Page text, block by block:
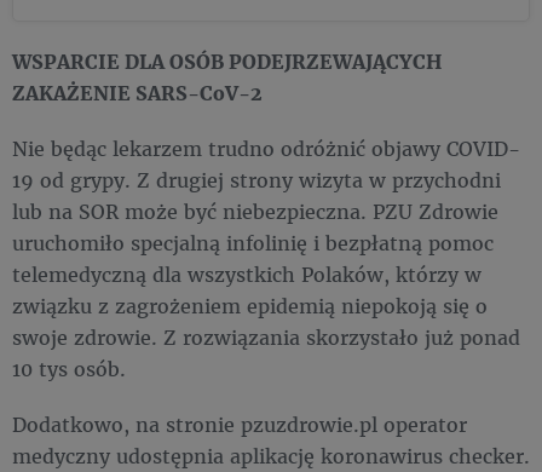
WSPARCIE DLA OSÓB PODEJRZEWAJĄCYCH
ZAKAŻENIE SARS-CoV-2
Nie będąc lekarzem trudno odróżnić objawy COVID-
19 od grypy. Z drugiej strony wizyta w przychodni
lub na SOR może być niebezpieczna. PZU Zdrowie
uruchomiło specjalną infolinię i bezpłatną pomoc
telemedyczną dla wszystkich Polaków, którzy w
związku z zagrożeniem epidemią niepokoją się o
swoje zdrowie. Z rozwiązania skorzystało już ponad
10 tys osób.
Dodatkowo, na stronie pzuzdrowie.pl operator
medyczny udostępnia aplikację koronawirus checker.